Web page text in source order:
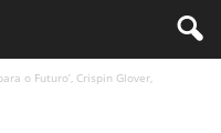
o Futuro’, Crispin Glover,